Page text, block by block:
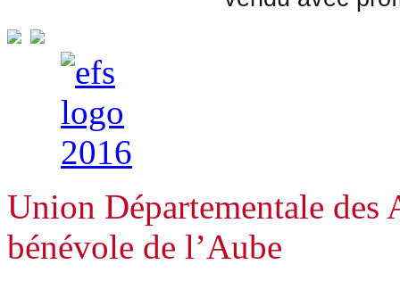
Union Départementale des
bénévole de l’Aube